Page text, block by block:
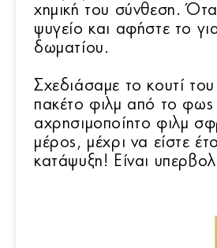
χημική του σύνθεση.
ψυγείο και αφήστε το
δωματίου.
Σχεδιάσαμε το κουτί
πακέτο φιλμ από το φως
αχρησιμοποίητο φιλμ
μέρος, μέχρι να είστε
κατάψυξη! Είναι